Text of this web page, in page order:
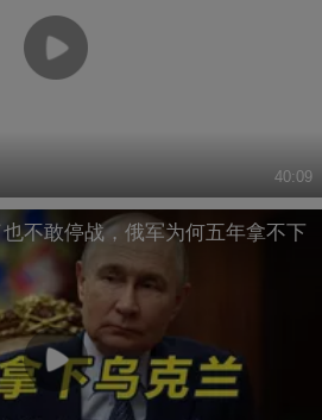
40:09
不敢停战，俄军为何五年拿不下